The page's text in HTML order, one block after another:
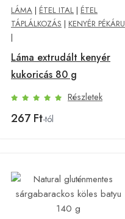
LÁMA | ÉTEL ITAL | ÉTEL
TÁPLÁLKOZÁS | KENYÉR PÉKÁRU
|
Láma extrudált kenyér
kukoricás 80 g
Részletek
267 Ft-tól